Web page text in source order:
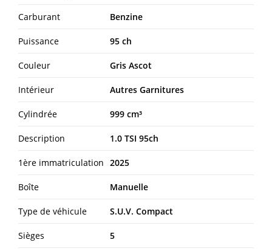
Carburant Benzine
Puissance 95 ch
Couleur Gris Ascot
Intérieur Autres Garnitures
Cylindrée 999 cm³
Description 1.0 TSI 95ch
1ère immatriculation 2025
Boîte Manuelle
Type de véhicule S.U.V. Compact
Sièges 5